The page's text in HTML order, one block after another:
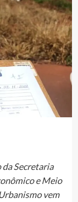
Secretaria
e Meio
vem